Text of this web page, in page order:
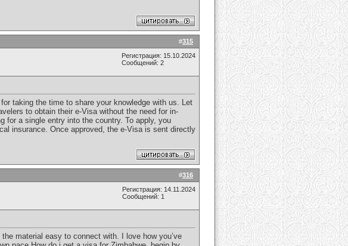
#315
Регистрация: 15.10.2024
Сообщений: 2
taking the time to share your knowledge with us. Let
to obtain their e-Visa without the need for in-
for a single entry into the country. To apply, you
insurance. Once approved, the e-Visa is sent directly
#316
Регистрация: 14.11.2024
Сообщений: 1
material easy to connect with. I love how you’ve